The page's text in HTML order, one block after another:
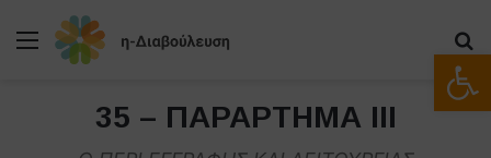
Μενού
35 – ΠΑΡΑΡΤΗΜΑ ΙΙΙ